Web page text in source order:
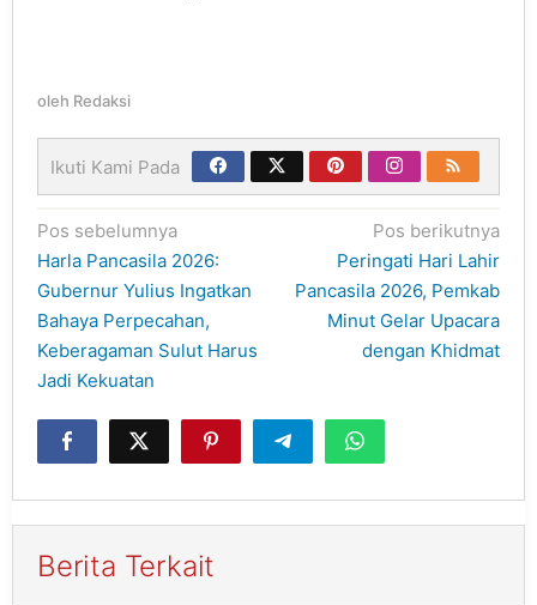
oleh Redaksi
Ikuti Kami Pada
Navigasi
pos
Pos sebelumnya
Harla Pancasila 2026:
Gubernur Yulius Ingatkan
Bahaya Perpecahan,
Keberagaman Sulut Harus
Jadi Kekuatan
Pos berikutnya
Peringati Hari Lahir
Pancasila 2026, Pemkab
Minut Gelar Upacara
dengan Khidmat
Berita Terkait